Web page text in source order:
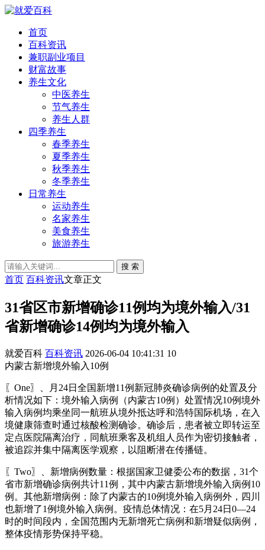
首页
百科资讯
兼职副业项目
财富故事
养生文化
中医养生
节气养生
养生人群
四季养生
春季养生
夏季养生
秋季养生
冬季养生
日常养生
运动养生
名家养生
美食养生
旅游养生
搜 索
首页 百科资讯文章正文
31省区市新增确诊11例均为境外输入/31
省新增确诊14例均为境外输入
就爱百科 百科资讯 2026-06-04 10:41:31 10
内蒙古新增境外输入10例
〖One〗、月24日全国新增11例新冠肺炎确诊病例的处置及分
析情况如下：境外输入病例（内蒙古10例）处置情况10例境外
输入病例均乘坐同一航班从境外抵达呼和浩特国际机场，在入
境健康筛查时通过核酸检测确诊。确诊后，患者被立即转运至
定点医院隔离治疗，同航班乘客及机组人员作为密切接触者，
被追踪并集中隔离医学观察，以阻断潜在传播链。
〖Two〗、新增病例数量：根据国家卫健委公布的数据，31个
省市新增确诊病例共计11例，其中内蒙古新增境外输入病例10
例。其他新增病例：除了内蒙古的10例境外输入病例外，四川
也新增了1例境外输入病例。疫情总体情况：在5月24日0—24
时的时间段内，全国范围内无新增死亡病例和新增疑似病例，
整体疫情形势保持平稳。